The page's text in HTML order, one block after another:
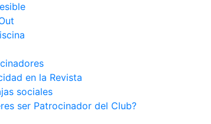
en la Revista
sociales
ser Patrocinador del Club?